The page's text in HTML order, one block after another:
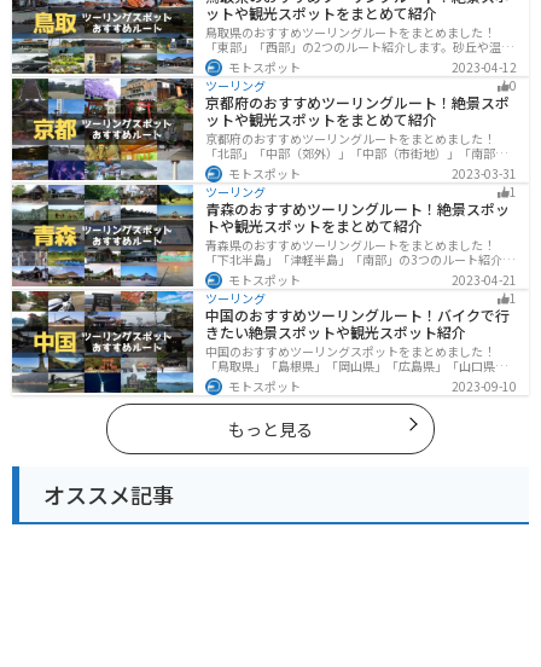
ットや観光スポットをまとめて紹介
鳥取県のおすすめツーリングルートをまとめました！
「東部」「西部」の2つのルート紹介します。砂丘や温泉
地、歴史ある城跡など魅力溢れるスポットが多数あるの
で楽しめます。バイクで鳥取県にツーリングに行く際は
参考にしてください。
モトスポット
2023-04-12
ツーリング
0
京都府のおすすめツーリングルート！絶景スポ
ットや観光スポットをまとめて紹介
京都府のおすすめツーリングルートをまとめました！
「北部」「中部（郊外）」「中部（市街地）」「南部」
の4つのルート紹介します。古い町並みや神社仏閣、自然
に囲まれた風光明媚なスポットが数多く存在し、様々な
楽しみ方ができます。バイクで京都府にツーリングに行
く際は参考にしてください。
モトスポット
2023-03-31
ツーリング
1
青森のおすすめツーリングルート！絶景スポッ
トや観光スポットをまとめて紹介
青森県のおすすめツーリングルートをまとめました！
「下北半島」「津軽半島」「南部」の3つのルート紹介し
ます。自然に恵まれた風光明媚な景色や歴史文化に触れ
られる観光スポットが多くあります。バイクで青森県に
ツーリングに行く際は参考にしてください。
モトスポット
2023-04-21
ツーリング
1
中国のおすすめツーリングルート！バイクで行
きたい絶景スポットや観光スポット紹介
中国のおすすめツーリングスポットをまとめました！
「鳥取県」「島根県」「岡山県」「広島県」「山口県」
の各県の観光地紹介します。自然豊かな山々や湖、温泉
地が点在し、四季折々の景色を楽しめるスポットが多数
あります。バイクで中国にツーリングに行く際は参考に
してください。
モトスポット 2023-09-10
もっと見る
オススメ記事